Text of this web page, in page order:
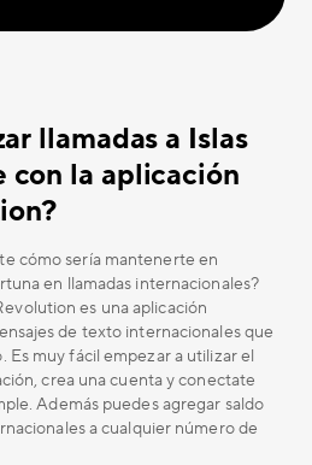
llamadas a Islas
con la aplicación
cómo sería mantenerte en
en llamadas internacionales?
es una aplicación
de texto internacionales que
Es muy fácil empezar a utilizar el
crea una cuenta y conectate
Además puedes agregar saldo
a cualquier número de